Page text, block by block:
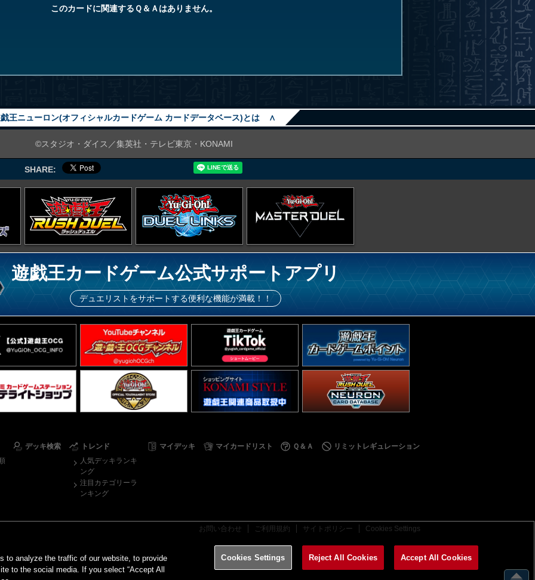
このカードに関連するＱ＆Ａはありません。
王ニューロン(オフィシャルカードゲーム カードデータベース)とは ∧
©スタジオ・ダイス／集英社・テレビ東京・KONAMI
SHARE:
遊戯王カードゲーム公式サポートアプリ
デュエリストをサポートする便利な機能が満載！！
デッキ検索
トレンド
人気デッキランキ
ング
注目カテゴリーラ
ンキング
マイデッキ マイカードリスト Ｑ＆Ａ リミットレギュレーション
お問い合わせ ご利用規約 サイトポリシー Cookies Settings
to analyze the traffic of our website, to provide
to the social media. If you select “Accept All
Cookies Settings Reject All Cookies Accept All Cookies